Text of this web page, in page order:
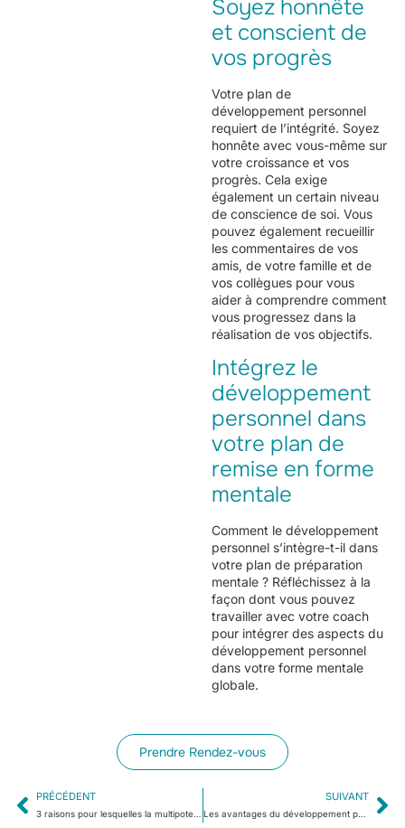
Soyez honnête
et conscient de
vos progrès
Votre plan de
développement personnel
requiert de l’intégrité. Soyez
honnête avec vous-même sur
votre croissance et vos
progrès. Cela exige
également un certain niveau
de conscience de soi. Vous
pouvez également recueillir
les commentaires de vos
amis, de votre famille et de
vos collègues pour vous
aider à comprendre comment
vous progressez dans la
réalisation de vos objectifs.
Intégrez le
développement
personnel dans
votre plan de
remise en forme
mentale
Comment le développement
personnel s’intègre-t-il dans
votre plan de préparation
mentale ? Réfléchissez à la
façon dont vous pouvez
travailler avec votre coach
pour intégrer des aspects du
développement personnel
dans votre forme mentale
globale.
Prendre Rendez-vous
PRÉCÉDENT
3 raisons pour lesquelles la multipotentialité est un superpouvoir
SUIVANT
Les avantages du développement personnel